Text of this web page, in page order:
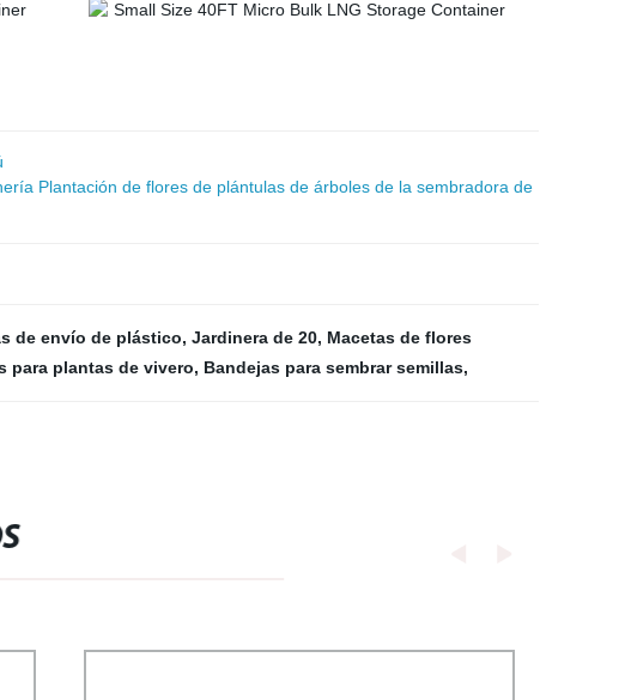
Plantación de flores de plántulas de árboles de la sembradora de
de envío de plástico, Jardinera de 20, Macetas de flores
para plantas de vivero, Bandejas para sembrar semillas,